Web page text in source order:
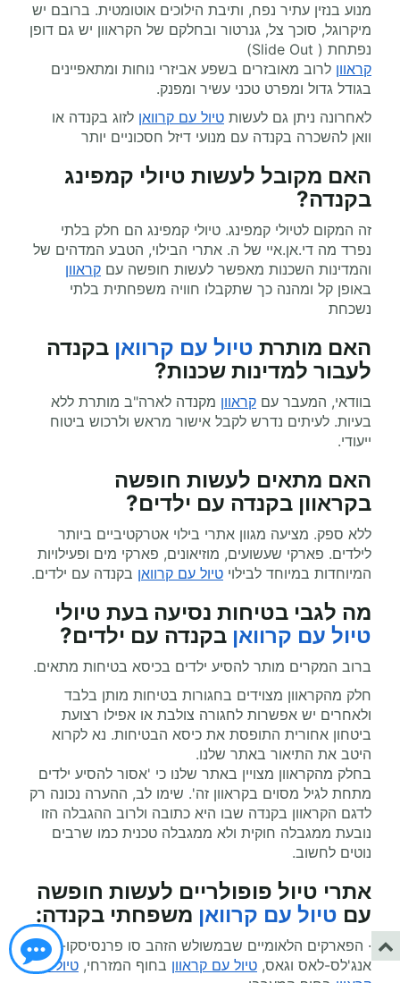
מנוע בנזין עתיר נפח, ותיבת הילוכים אוטומטית. ברובם יש
מיקרוגל, סוכך צל, גנרטור ובחלקם של הקראוון יש גם דופן
נפתחת ( Slide Out)
קראוון לרוב מאובזרים בשפע אביזרי נוחות ומתאפיינים
בגודל גדול ומפרט טכני עשיר ומפנק.
לאחרונה ניתן גם לעשות טיול עם קרוואן לזוג בקנדה או
וואן להשכרה בקנדה עם מנועי דיזל חסכוניים יותר
האם מקובל לעשות טיולי קמפינג
בקנדה?
זה המקום לטיולי קמפינג. טיולי קמפינג הם חלק בלתי
נפרד מה די.אן.איי של ה. אתרי הבילוי, הטבע המדהים של
והמדינות השכנות מאפשר לעשות חופשה עם קראוון
באופן קל ומהנה כך שתקבלו חוויה משפחתית בלתי
נשכחת
האם מותרת טיול עם קרוואן בקנדה
לעבור למדינות שכנות?
בוודאי, המעבר עם קראוון מקנדה לארה"ב מותרת ללא
בעיות. לעיתים נדרש לקבל אישור מראש ולרכוש ביטוח
ייעודי.
האם מתאים לעשות חופשה
בקראוון בקנדה עם ילדים?
ללא ספק. מציעה מגוון אתרי בילוי אטרקטיביים ביותר
לילדים. פארקי שעשועים, מוזיאונים, פארקי מים ופעילויות
המיוחדות במיוחד לבילוי טיול עם קרוואן בקנדה עם ילדים.
מה לגבי בטיחות נסיעה בעת טיולי
טיול עם קרוואן בקנדה עם ילדים?
ברוב המקרים מותר להסיע ילדים בכיסא בטיחות מתאים.
חלק מהקראוון מצוידים בחגורות בטיחות מותן בלבד
ולאחרים יש אפשרות לחגורה צולבת או אפילו רצועת
ביטחון אחורית התופסת את כיסא הבטיחות. נא לקרוא
היטב את התיאור באתר שלנו.
בחלק מהקראוון מצויין באתר שלנו כי 'אסור להסיע ילדים
מתחת לגיל מסוים בקראוון זה'. שימו לב, ההערה נכונה רק
לדגם הקראוון בקנדה שבו היא כתובה ולרוב ההגבלה הזו
נובעת ממגבלה חוקית ולא ממגבלה טכנית כמו שרבים
נוטים לחשוב.
אתרי טיול פופולריים לעשות חופשה
עם טיול עם קרוואן משפחתי בקנדה:
· הפארקים הלאומיים שבמשולש הזהב סו פרנסיסקו- לוס
אנג'לס-לאס וגאס, טיול עם קראוון בחוף המזרחי, טיול עם